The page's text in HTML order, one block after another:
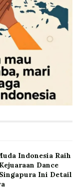
Indonesia Raih
Dance
Ini Detail